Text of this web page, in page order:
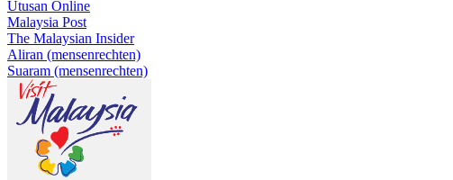
Utusan Online
Malaysia Post
The Malaysian Insider
Aliran (mensenrechten)
Suaram (mensenrechten)